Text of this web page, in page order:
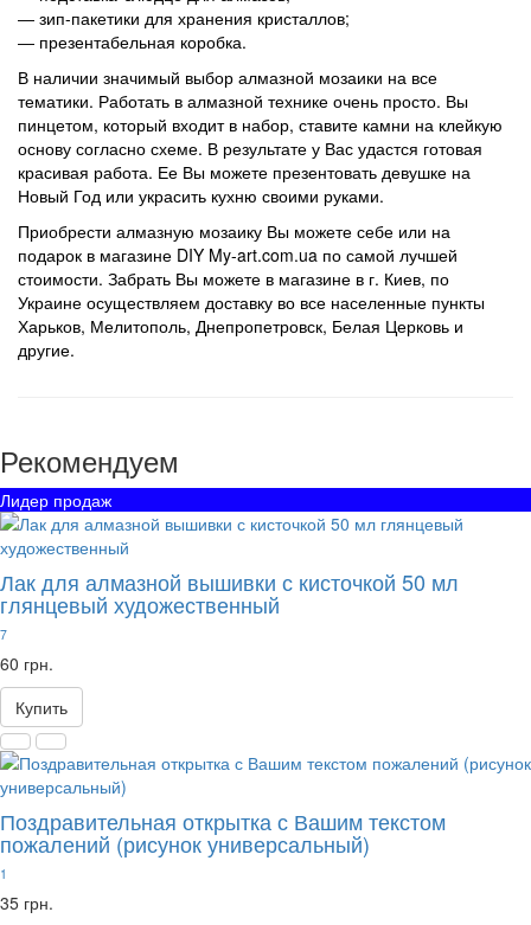
― зип-пакетики для хранения кристаллов;
― презентабельная коробка.
В наличии значимый выбор алмазной мозаики на все
тематики. Работать в алмазной технике очень просто. Вы
пинцетом, который входит в набор, ставите камни на клейкую
основу согласно схеме. В результате у Вас удастся готовая
красивая работа. Ее Вы можете презентовать девушке на
Новый Год или украсить кухню своими руками.
Приобрести алмазную мозаику Вы можете себе или на
подарок в магазине DIY My-art.com.ua по самой лучшей
стоимости. Забрать Вы можете в магазине в г. Киев, по
Украине осуществляем доставку во все населенные пункты
Харьков, Мелитополь, Днепропетровск, Белая Церковь и
другие.
Рекомендуем
Лидер продаж
Лак для алмазной вышивки с кисточкой 50 мл
глянцевый художественный
7
60 грн.
Купить
Поздравительная открытка с Вашим текстом
пожалений (рисунок универсальный)
1
35 грн.